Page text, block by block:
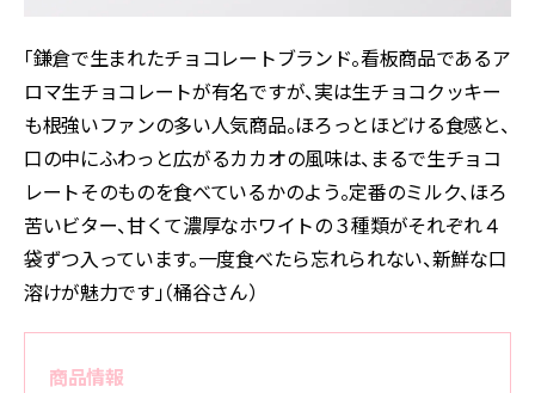
「鎌倉で生まれたチョコレートブランド。看板商品であるア
ロマ生チョコレートが有名ですが、実は生チョコクッキー
も根強いファンの多い人気商品。ほろっとほどける食感と、
口の中にふわっと広がるカカオの風味は、まるで生チョコ
レートそのものを食べているかのよう。定番のミルク、ほろ
苦いビター、甘くて濃厚なホワイトの３種類がそれぞれ４
袋ずつ入っています。一度食べたら忘れられない、新鮮な口
溶けが魅力です」（桶谷さん）
商品情報